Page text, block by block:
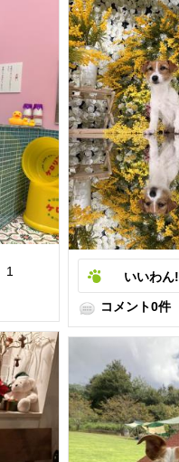
1 いいわん!
コメント0件